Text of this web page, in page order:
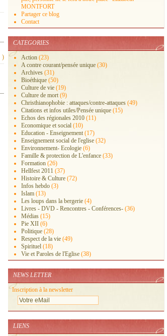
)
MONTFORT
Partager ce blog
Contact
CATEGORIES
Action (23)
A contre courant/pensée unique (30)
Archives (31)
Bioéthique (50)
Culture de vie (19)
Culture de mort (9)
Christhianophobie : attaques/contre-attaques (49)
Citations et infos utiles/Pensée unique (15)
Echos des régionales 2010 (11)
Economique et social (10)
Education - Enseignement (17)
Enseignement social de l'eglise (32)
Environnement- Ecologie (6)
Famille & protection de L'enfance (33)
Formation (26)
Hellfest 2011 (37)
Histoire & Culture (72)
Infos hebdo (3)
Islam (13)
Les loups dans la bergerie (4)
Livres - DVD - Rencontres - Conférences- (36)
Médias (15)
Pie XII (6)
Politique (28)
Respect de la vie (49)
Spirituel (18)
Vie et Paroles de l'Eglise (38)
NEWS LETTER
Inscription à la newsletter
LIENS